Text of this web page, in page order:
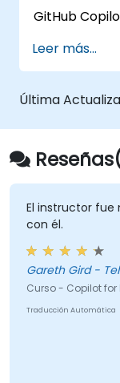
gobierno de
organizacional.
diaria.
GitHub
Leer más...
Última
El instructor
con él.
Gareth Gird -
Curso - Copilot
Traducción Automática